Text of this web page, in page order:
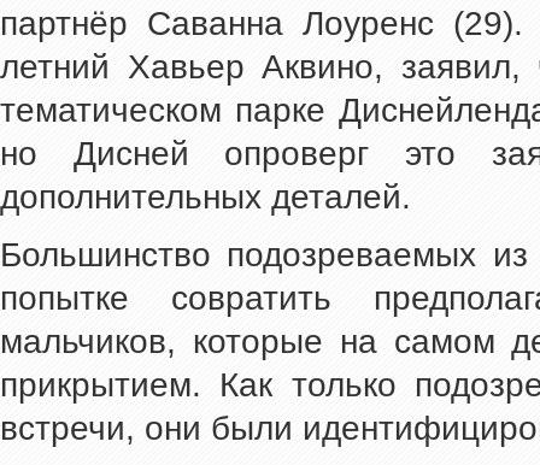
партнёр Саванна Лоуренс
летний Хавьер Аквино,
тематическом парке
но Дисней опроверг это
дополнительных деталей.
Большинство подозреваемых
попытке совратить
мальчиков, которые на самом
прикрытием. Как только
встречи, они были